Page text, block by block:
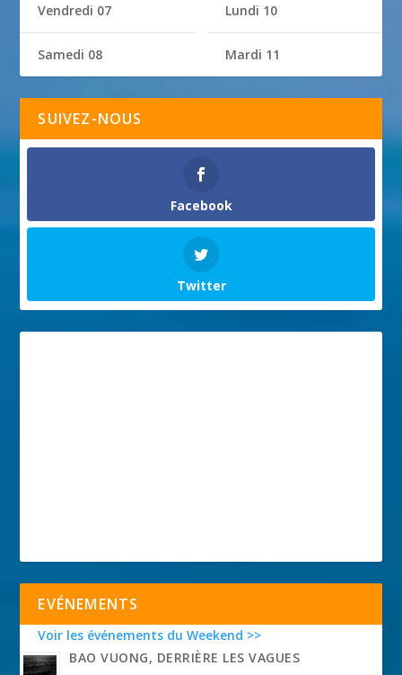
Vendredi 07
Samedi 08
Lundi 10
Mardi 11
SUIVEZ-NOUS
Facebook
Twitter
EVÉNEMENTS
Voir les événements du Weekend >>
BAO VUONG, DERRIÈRE LES VAGUES